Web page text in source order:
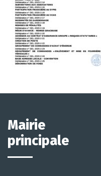
Mairie
principale